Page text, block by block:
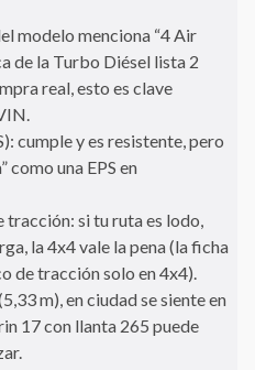
modelo menciona “4 Air
de la Turbo Diésel lista 2
real, esto es clave
cumple y es resistente, pero
como una EPS en
tracción: si tu ruta es lodo,
la 4x4 vale la pena (la ficha
de tracción solo en 4x4).
m), en ciudad se siente en
17 con llanta 265 puede